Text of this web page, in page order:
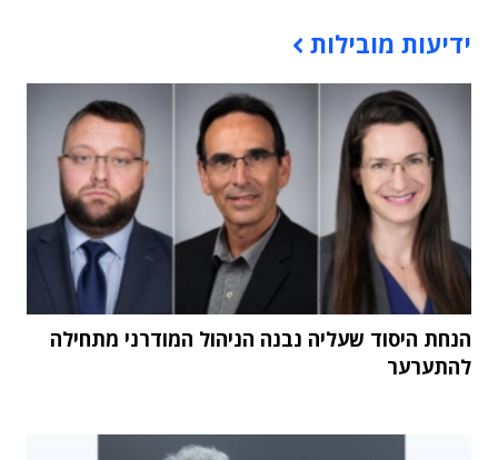
ידיעות מובילות
הנחת היסוד שעליה נבנה הניהול המודרני מתחילה
להתערער